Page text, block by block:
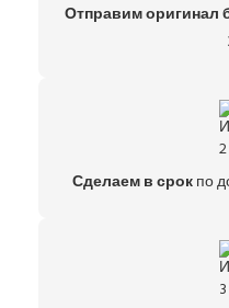
Отправим оригинал
Сделаем в срокпо